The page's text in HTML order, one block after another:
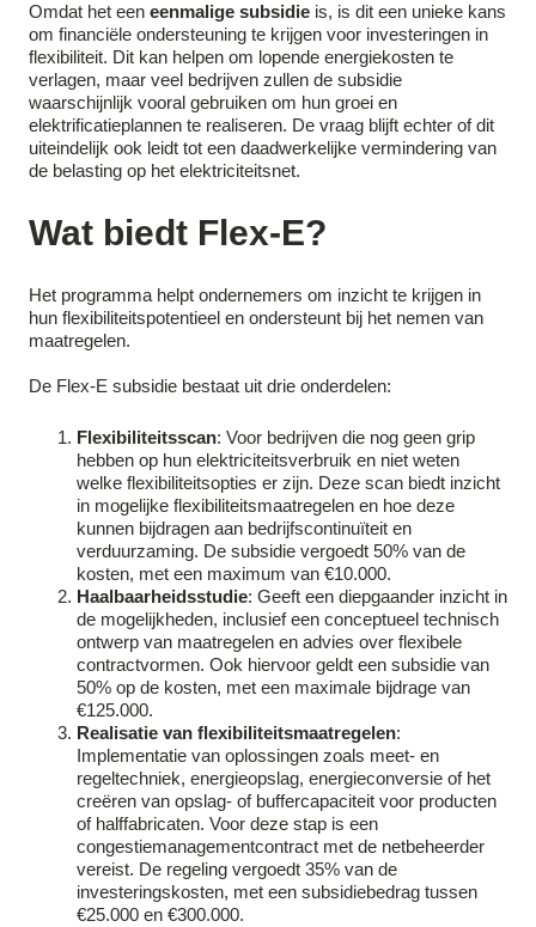
Omdat het een eenmalige subsidie is, is dit een unieke kans
om financiële ondersteuning te krijgen voor investeringen in
flexibiliteit. Dit kan helpen om lopende energiekosten te
verlagen, maar veel bedrijven zullen de subsidie
waarschijnlijk vooral gebruiken om hun groei en
elektrificatieplannen te realiseren. De vraag blijft echter of dit
uiteindelijk ook leidt tot een daadwerkelijke vermindering van
de belasting op het elektriciteitsnet.
Wat biedt Flex-E?
Het programma helpt ondernemers om inzicht te krijgen in
hun flexibiliteitspotentieel en ondersteunt bij het nemen van
maatregelen.
De Flex-E subsidie bestaat uit drie onderdelen:
Flexibiliteitsscan: Voor bedrijven die nog geen grip
hebben op hun elektriciteitsverbruik en niet weten
welke flexibiliteitsopties er zijn. Deze scan biedt inzicht
in mogelijke flexibiliteitsmaatregelen en hoe deze
kunnen bijdragen aan bedrijfscontinuïteit en
verduurzaming. De subsidie vergoedt 50% van de
kosten, met een maximum van €10.000.
Haalbaarheidsstudie: Geeft een diepgaander inzicht in
de mogelijkheden, inclusief een conceptueel technisch
ontwerp van maatregelen en advies over flexibele
contractvormen. Ook hiervoor geldt een subsidie van
50% op de kosten, met een maximale bijdrage van
€125.000.
Realisatie van flexibiliteitsmaatregelen:
Implementatie van oplossingen zoals meet- en
regeltechniek, energieopslag, energieconversie of het
creëren van opslag- of buffercapaciteit voor producten
of halffabricaten. Voor deze stap is een
congestiemanagementcontract met de netbeheerder
vereist. De regeling vergoedt 35% van de
investeringskosten, met een subsidiebedrag tussen
€25.000 en €300.000.